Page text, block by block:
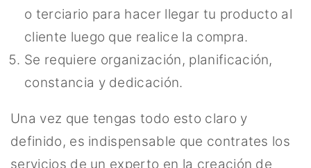
o terciario para hacer llegar tu producto al
cliente luego que realice la compra.
Se requiere organización, planificación,
constancia y dedicación.
Una vez que tengas todo esto claro y
definido, es indispensable que contrates los
servicios de un experto en la creación de